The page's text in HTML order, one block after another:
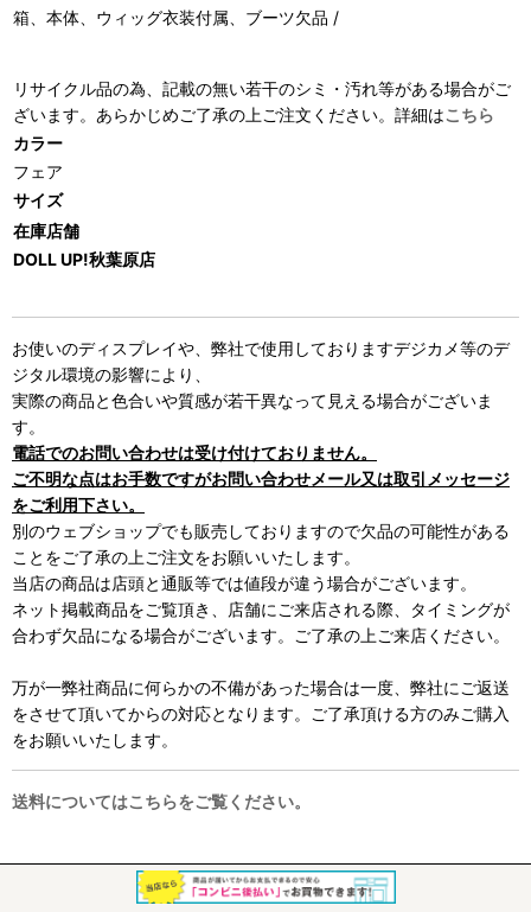
箱、本体、ウィッグ衣装付属、ブーツ欠品 /
リサイクル品の為、記載の無い若干のシミ・汚れ等がある場合がご
ざいます。あらかじめご了承の上ご注文ください。詳細はこちら
カラー
フェア
サイズ
在庫店舗
DOLL UP!秋葉原店
お使いのディスプレイや、弊社で使用しておりますデジカメ等のデ
ジタル環境の影響により、
実際の商品と色合いや質感が若干異なって見える場合がございま
す。
電話でのお問い合わせは受け付けておりません。
ご不明な点はお手数ですがお問い合わせメール又は取引メッセージ
をご利用下さい。
別のウェブショップでも販売しておりますので欠品の可能性がある
ことをご了承の上ご注文をお願いいたします。
当店の商品は店頭と通販等では値段が違う場合がございます。
ネット掲載商品をご覧頂き、店舗にご来店される際、タイミングが
合わず欠品になる場合がございます。ご了承の上ご来店ください。
万が一弊社商品に何らかの不備があった場合は一度、弊社にご返送
をさせて頂いてからの対応となります。ご了承頂ける方のみご購入
をお願いいたします。
送料についてはこちらをご覧ください。